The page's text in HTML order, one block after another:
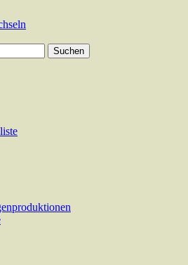
an der Bergstrasse